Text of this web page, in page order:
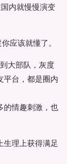
内就慢慢演变
应该就懂了。
大部队，灰度
平台，都是圈内
的情趣刺激，也
生理上获得满足